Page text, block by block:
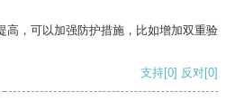
高，可以加强防护措施，比如增加双重验
支持[0] 反对[0]